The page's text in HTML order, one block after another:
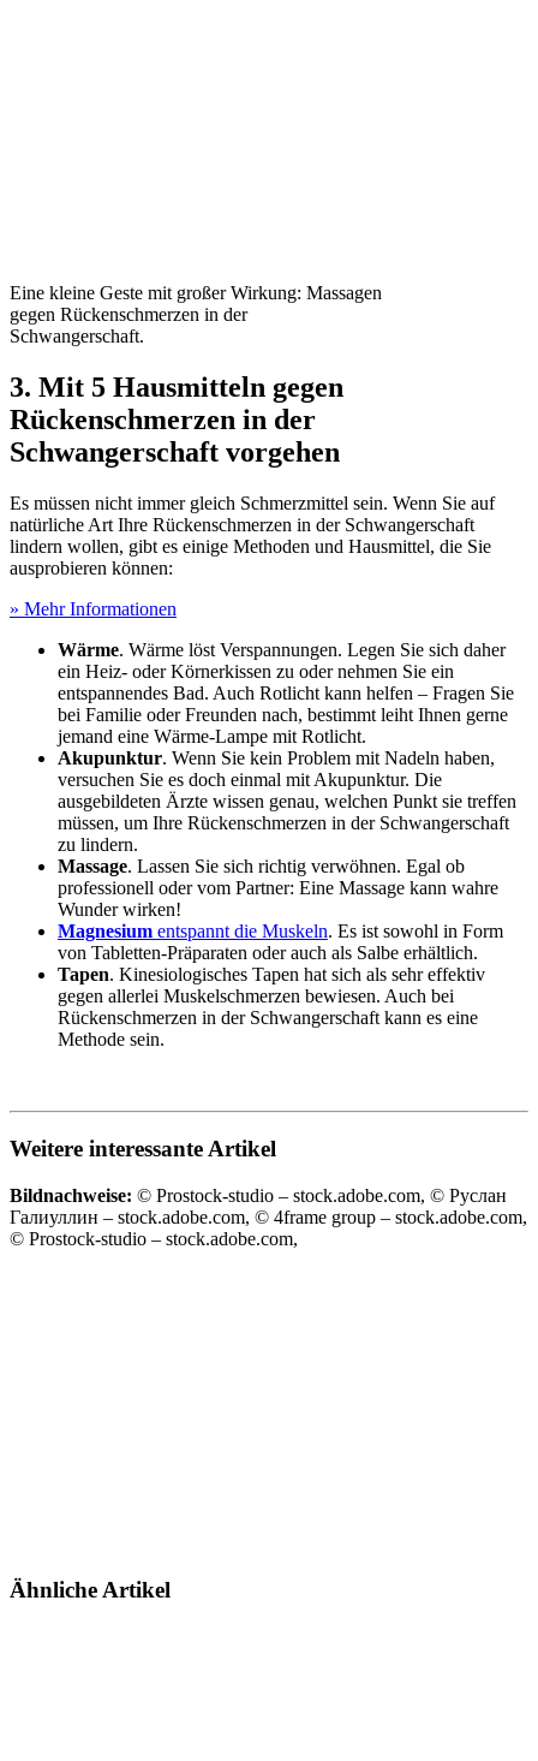
Eine kleine Geste mit großer Wirkung: Massagen
gegen Rückenschmerzen in der
Schwangerschaft.
3. Mit 5 Hausmitteln gegen
Rückenschmerzen in der
Schwangerschaft vorgehen
Es müssen nicht immer gleich Schmerzmittel sein. Wenn Sie auf
natürliche Art Ihre Rückenschmerzen in der Schwangerschaft
lindern wollen, gibt es einige Methoden und Hausmittel, die Sie
ausprobieren können:
» Mehr Informationen
Wärme. Wärme löst Verspannungen. Legen Sie sich daher
ein Heiz- oder Körnerkissen zu oder nehmen Sie ein
entspannendes Bad. Auch Rotlicht kann helfen – Fragen Sie
bei Familie oder Freunden nach, bestimmt leiht Ihnen gerne
jemand eine Wärme-Lampe mit Rotlicht.
Akupunktur. Wenn Sie kein Problem mit Nadeln haben,
versuchen Sie es doch einmal mit Akupunktur. Die
ausgebildeten Ärzte wissen genau, welchen Punkt sie treffen
müssen, um Ihre Rückenschmerzen in der Schwangerschaft
zu lindern.
Massage. Lassen Sie sich richtig verwöhnen. Egal ob
professionell oder vom Partner: Eine Massage kann wahre
Wunder wirken!
Magnesium entspannt die Muskeln. Es ist sowohl in Form
von Tabletten-Präparaten oder auch als Salbe erhältlich.
Tapen. Kinesiologisches Tapen hat sich als sehr effektiv
gegen allerlei Muskelschmerzen bewiesen. Auch bei
Rückenschmerzen in der Schwangerschaft kann es eine
Methode sein.
Weitere interessante Artikel
Bildnachweise: © Prostock-studio – stock.adobe.com, © Руслан
Галиуллин – stock.adobe.com, © 4frame group – stock.adobe.com,
© Prostock-studio – stock.adobe.com,
Ähnliche Artikel